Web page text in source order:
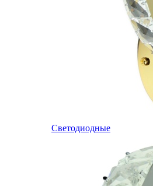
Светодиодные